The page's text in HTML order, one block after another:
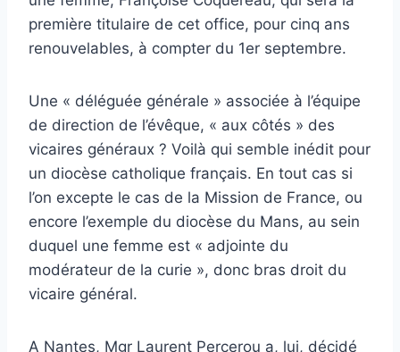
première titulaire de cet office, pour cinq ans
renouvelables, à compter du 1er septembre.
Une « déléguée générale » associée à l’équipe
de direction de l’évêque, « aux côtés » des
vicaires généraux ? Voilà qui semble inédit pour
un diocèse catholique français. En tout cas si
l’on excepte le cas de la Mission de France, ou
encore l’exemple du diocèse du Mans, au sein
duquel une femme est « adjointe du
modérateur de la curie », donc bras droit du
vicaire général.
A Nantes, Mgr Laurent Percerou a, lui, décidé